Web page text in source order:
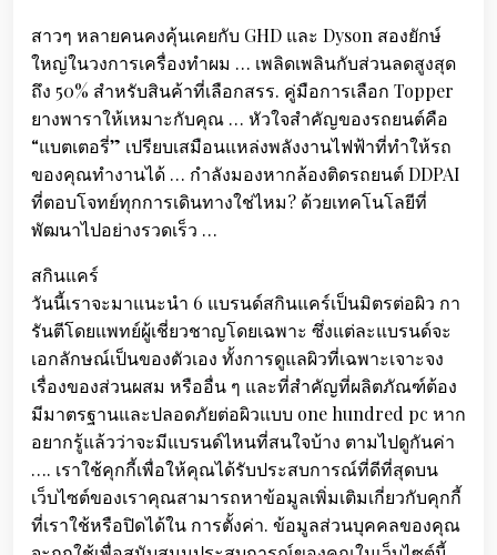
สาวๆ หลายคนคงคุ้นเคยกับ GHD และ Dyson สองยักษ์
ใหญ่ในวงการเครื่องทำผม … เพลิดเพลินกับส่วนลดสูงสุด
ถึง 50% สำหรับสินค้าที่เลือกสรร. คู่มือการเลือก Topper
ยางพาราให้เหมาะกับคุณ … หัวใจสำคัญของรถยนต์คือ
“แบตเตอรี่” เปรียบเสมือนแหล่งพลังงานไฟฟ้าที่ทำให้รถ
ของคุณทำงานได้ … กำลังมองหากล้องติดรถยนต์ DDPAI
ที่ตอบโจทย์ทุกการเดินทางใช่ไหม? ด้วยเทคโนโลยีที่
พัฒนาไปอย่างรวดเร็ว …
สกินแคร์
วันนี้เราจะมาแนะนำ 6 แบรนด์สกินแคร์เป็นมิตรต่อผิว กา
รันตีโดยแพทย์ผู้เชี่ยวชาญโดยเฉพาะ ซึ่งแต่ละแบรนด์จะ
เอกลักษณ์เป็นของตัวเอง ทั้งการดูแลผิวที่เฉพาะเจาะจง
เรื่องของส่วนผสม หรืออื่น ๆ และที่สำคัญที่ผลิตภัณฑ์ต้อง
มีมาตรฐานและปลอดภัยต่อผิวแบบ one hundred pc หาก
อยากรู้แล้วว่าจะมีแบรนด์ไหนที่สนใจบ้าง ตามไปดูกันค่า
…. เราใช้คุกกี้เพื่อให้คุณได้รับประสบการณ์ที่ดีที่สุดบน
เว็บไซต์ของเราคุณสามารถหาข้อมูลเพิ่มเติมเกี่ยวกับคุกกี้
ที่เราใช้หรือปิดได้ใน การตั้งค่า. ข้อมูลส่วนบุคคลของคุณ